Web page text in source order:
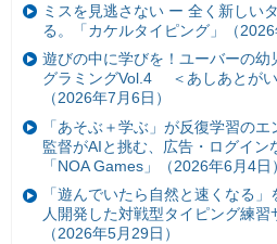
ミスを見逃さない ー 全く新しい
る。「カケルタイピング」（2026
遊びの中に学びを！ユーバーの幼
グラミングVol.4 ＜あしあとがい
（2026年7月6日）
「あそぶ＋学ぶ」が反復学習の
監督がAIと挑む、広告・ログイン
「NOA Games」（2026年6月4日）
「遊んでいたら自然と速くなる
人開発した対戦型タイピング練習
（2026年5月29日）